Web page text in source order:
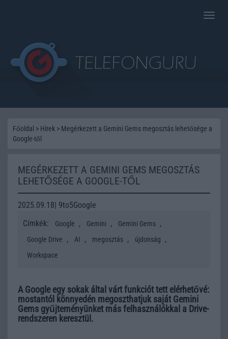
Toggle
Főoldal > Hírek > Megérkezett a Gemini Gems megosztás lehetősége a
Google-től
MEGÉRKEZETT A GEMINI GEMS MEGOSZTÁS
LEHETŐSÉGE A GOOGLE-TŐL
2025.09.18| 9to5Google
Címkék:
Google , Gemini , Gemini Gems ,
Google Drive , AI , megosztás , újdonság ,
Workspace
A Google egy sokak által várt funkciót tett elérhetővé:
mostantól könnyedén megoszthatjuk saját Gemini
Gems gyűjteményünket más felhasználókkal a Drive-
rendszeren keresztül.